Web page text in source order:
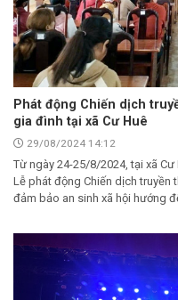
Phát động Chiến dịch
gia đình tại xã Cư Huê
29/08/2024 14:12
Từ ngày 24-25/8/2024, tại xã Cư
Lễ phát động Chiến dịch truyền
đảm bảo an sinh xã hội hướng